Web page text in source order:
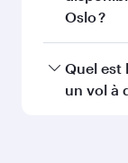
Oslo ?
La
de
Quel est
un vol à